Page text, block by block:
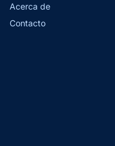
Acerca de
Contacto